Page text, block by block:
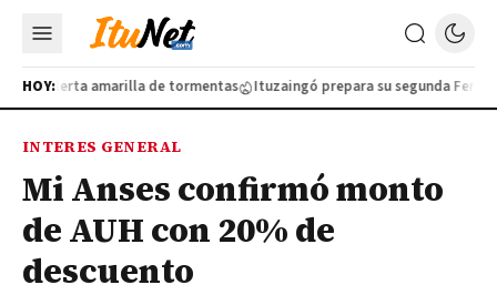
HOY:
alerta amarilla de tormentas Ituzaingó prepara su segunda Feria
INTERES GENERAL
Mi Anses confirmó monto
de AUH con 20% de
descuento